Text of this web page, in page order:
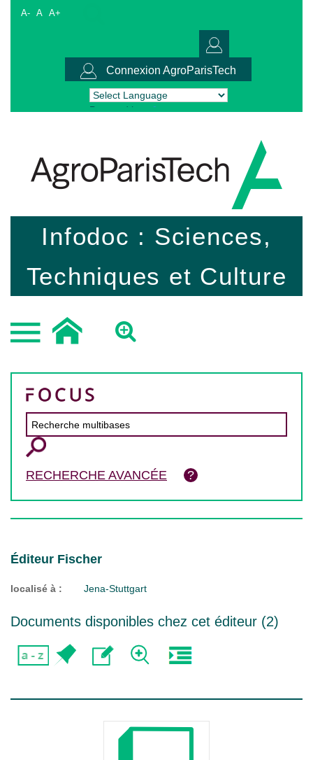
A- A A+
Connexion AgroParisTech
Powered by Translate
Infodoc : Sciences,
Techniques et Culture
RECHERCHE AVANCÉE
Éditeur Fischer
localisé à : Jena-Stuttgart
Documents disponibles chez cet éditeur (2)